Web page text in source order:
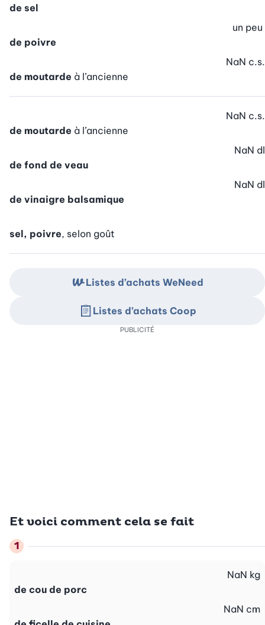
de sel
de poivre
un peu
de moutarde à l’ancienne
NaN c.s.
de moutarde à l’ancienne
NaN c.s.
de fond de veau
NaN dl
de vinaigre balsamique
NaN dl
sel, poivre, selon goût
Et voici comment cela se fait
de cou de porc
NaN kg
NaN cm
Listes d’achats WeNeed
Listes d’achats Coop
PUBLICITÉ